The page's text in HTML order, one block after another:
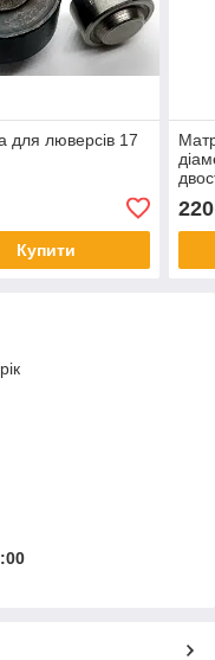
для люверсів 17
Купити
220